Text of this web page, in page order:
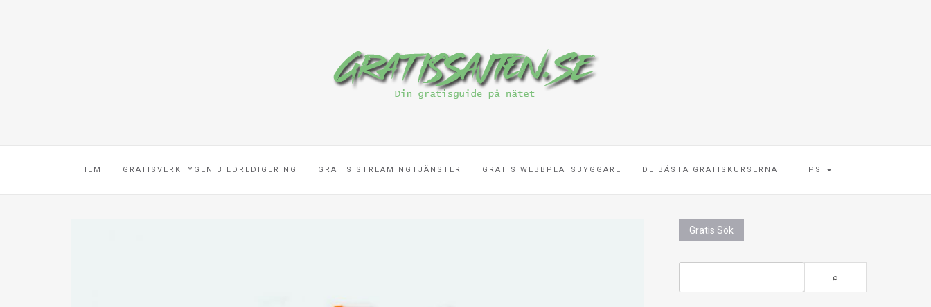
HEM GRATISVERKTYGEN BILDREDIGERING GRATIS STREAMINGTJÄNSTER GRATIS WEBBPLATSBYGGARE DE BÄSTA GRATISKURSERNA TIPS
Gratis Sök